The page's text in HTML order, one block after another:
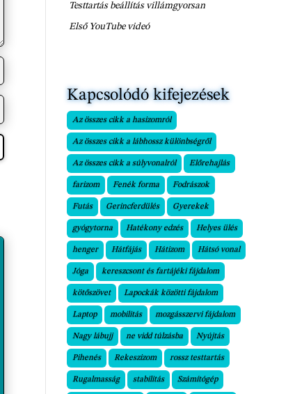
Testtartás beállítás villámgyorsan
Első YouTube videó
Kapcsolódó kifejezések
Az összes cikk a hasizomról
Az összes cikk a lábhossz különbségről
Az összes cikk a súlyvonalról Előrehajlás
farizom Fenék forma Fodrászok
Futás Gerincferdülés Gyerekek
gyógytorna Hatékony edzés Helyes ülés
henger Hátfájás Hátizom Hátsó vonal
Jóga kereszcsont és fartájéki fájdalom
kötőszövet Lapockák közötti fájdalom
Laptop mobilitás mozgásszervi fájdalom
Nagy lábujj ne vidd túlzásba Nyújtás
Pihenés Rekeszizom rossz testtartás
Rugalmasság stabilitás Számítógép